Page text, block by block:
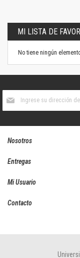
MI LISTA DE
No tiene ningún
boletín
Nosotros
Entregas
Mi Usuario
Contacto